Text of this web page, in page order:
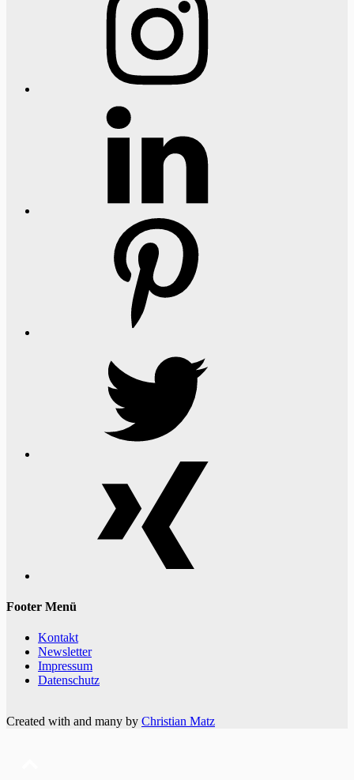
Footer Menü
Kontakt
Newsletter
Impressum
Datenschutz
Created with and many by Christian Matz